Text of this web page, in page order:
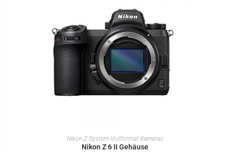
IN DEN WARENKORB
Nikon Z System-Vollformat Kameras
Nikon Z 6 II Gehäuse